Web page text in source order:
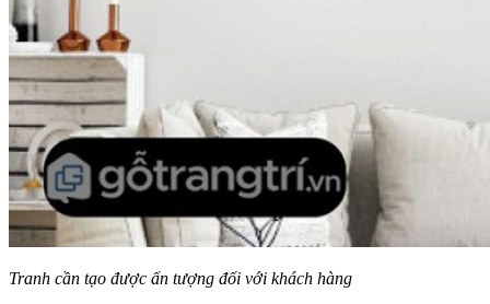
Tranh cần tạo được ấn tượng đối với khách hàng